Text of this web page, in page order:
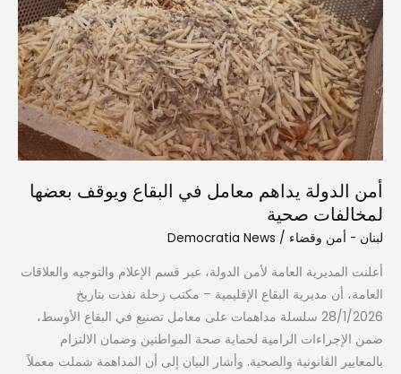
أمن الدولة يداهم معامل في البقاع ويوقف بعضها
لمخالفات صحية
لبنان - أمن وقضاء /
Democratia News
أعلنت المديرية العامة لأمن الدولة، عبر قسم الإعلام والتوجيه والعلاقات
العامة، أن مديرية البقاع الإقليمية – مكتب زحلة نفذت بتاريخ
28/1/2026 سلسلة مداهمات على معامل تصنيع في البقاع الأوسط،
ضمن الإجراءات الرامية لحماية صحة المواطنين وضمان الالتزام
بالمعايير القانونية والصحية. وأشار البيان إلى أن المداهمة شملت معملاً
يداهم
معامل
في
البقاع
ويوقف
بعضها
لمخالفات